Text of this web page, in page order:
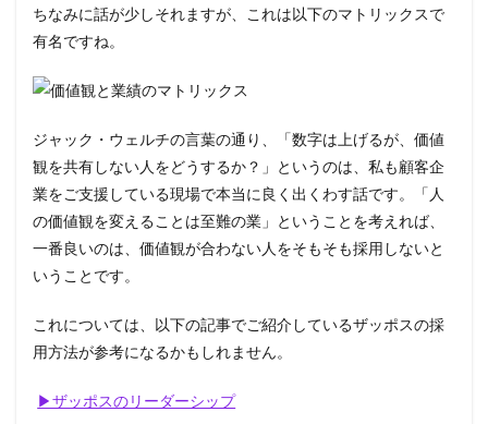
ちなみに話が少しそれますが、これは以下のマトリックスで
有名ですね。
ジャック・ウェルチの言葉の通り、「数字は上げるが、価値
観を共有しない人をどうするか？」というのは、私も顧客企
業をご支援している現場で本当に良く出くわす話です。「人
の価値観を変えることは至難の業」ということを考えれば、
一番良いのは、価値観が合わない人をそもそも採用しないと
いうことです。
これについては、以下の記事でご紹介しているザッポスの採
用方法が参考になるかもしれません。
▶ザッポスのリーダーシップ